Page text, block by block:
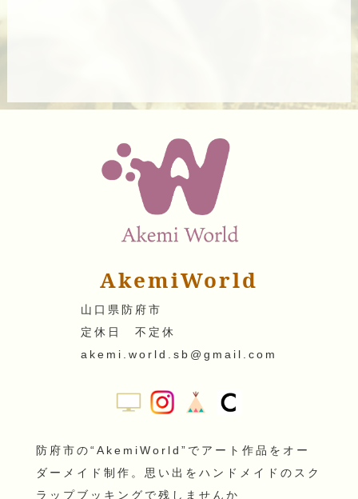
AkemiWorld
山口県防府市
定休日 不定休
akemi.world.sb@gmail.com
防府市の“AkemiWorld”でアート作品をオー
ダーメイド制作。思い出をハンドメイドのスク
ラップブッキングで残しませんか